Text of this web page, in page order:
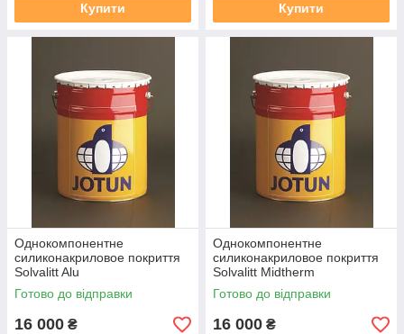
Купити Купити
Однокомпонентне
силиконакриловое покриття
Solvalitt Alu
Готово до відправки
16 000 ₴
Однокомпонентне
силиконакриловое покриття
Solvalitt Midtherm
Готово до відправки
16 000 ₴